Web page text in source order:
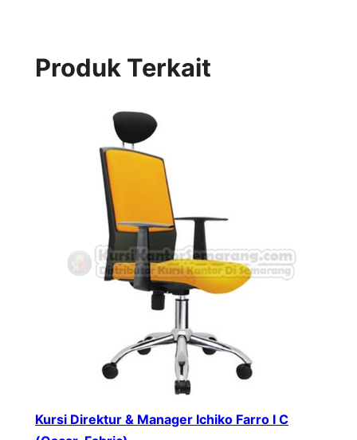
Produk Terkait
Kursi Direktur & Manager Ichiko Farro I C